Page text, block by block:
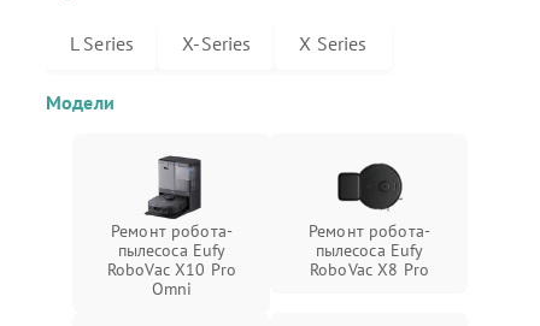
L Series X-Series X Series
Модели
Ремонт робота-
пылесоса Eufy
RoboVac X10 Pro
Omni
Ремонт робота-
пылесоса Eufy
RoboVac X8 Pro